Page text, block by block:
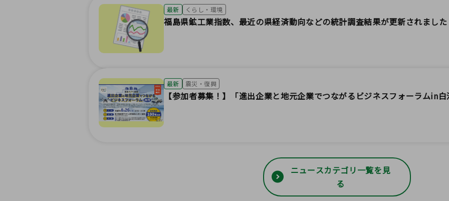
最新 くらし・環境
福島県鉱工業指数、最近の県経済動向などの統計調査結果が更新されまし
最新 震災・復興
【参加者募集！】「進出企業と地元企業でつながるビジネスフォーラムin
ニュースカテゴリ一覧を見
る